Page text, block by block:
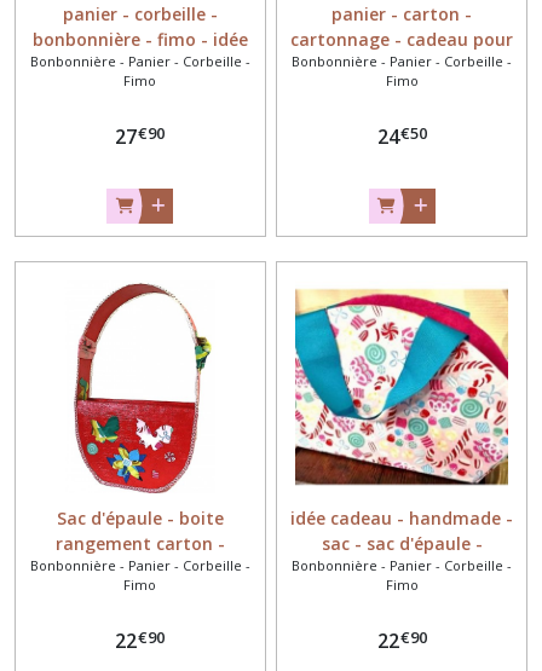
panier - corbeille -
bonbonnière - fimo - idée
cadeau - baby shower
decoration -
Bonbonnière - Panier - Corbeille -
Fimo
27€90
panier - carton -
cartonnage - cadeau pour
fille - personnalisable -
panier fleuri -
Bonbonnière - Panier - Corbeille -
Fimo
24€50
Sac d'épaule - boite
rangement carton -
cartonnage -
cadeaumagique
Bonbonnière - Panier - Corbeille -
Fimo
22€90
idée cadeau - handmade -
sac - sac d'épaule -
cartonnage - rose - fuchsia
- bleu
Bonbonnière - Panier - Corbeille -
Fimo
22€90